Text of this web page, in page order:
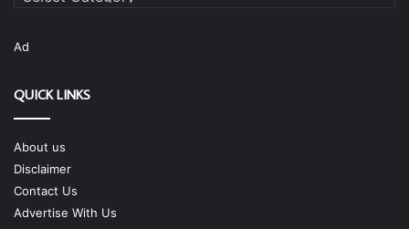
Ad
QUICK LINKS
About us
Disclaimer
Contact Us
Advertise With Us